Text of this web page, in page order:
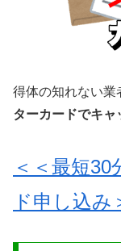
得体の知れない業
ターカードでキャ
＜＜最短
ド申し込み